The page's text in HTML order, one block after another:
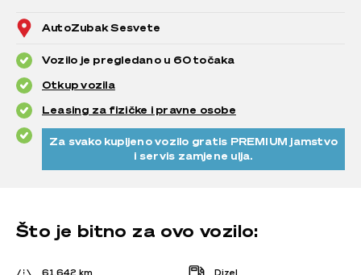
AutoZubak Sesvete
Vozilo je pregledano u 60 točaka
Otkup vozila
Leasing za fizičke i pravne osobe
Za svako kupljeno vozilo gratis PREMIUM jamstvo
i servis zamjene ulja.
Što je bitno za ovo vozilo:
61.642 km Dizel